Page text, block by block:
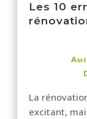
Les 10
La
excitant,